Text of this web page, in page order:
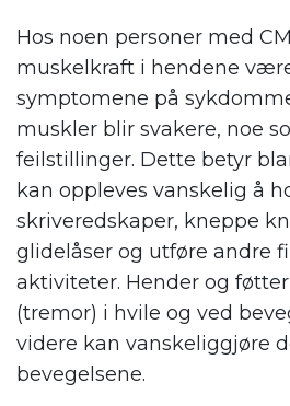
Hos noen personer med
muskelkraft i hendene
symptomene på
muskler blir svakere, noe
feilstillinger. Dette betyr
kan oppleves vanskelig å
skriveredskaper, kneppe
glidelåser og utføre andre
aktiviteter. Hender og
(tremor) i hvile og ved
videre kan vanskeliggjøre
bevegelsene.